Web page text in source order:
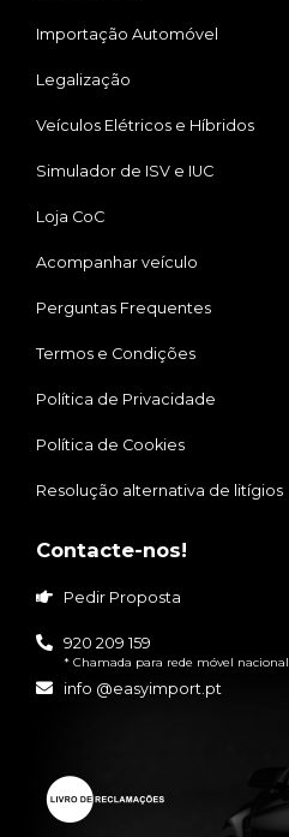
Importação Automóvel
Legalização
Veículos Elétricos e Híbridos
Simulador de ISV e IUC
Loja CoC
Acompanhar veículo
Perguntas Frequentes
Termos e Condições
Política de Privacidade
Política de Cookies
Resolução alternativa de litígios
Contacte-nos!
Pedir Proposta
920 209 159
* Chamada para rede móvel nacional
info @easyimport.pt